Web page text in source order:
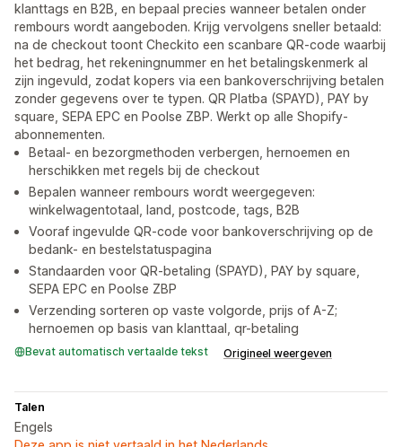
klanttags en B2B, en bepaal precies wanneer betalen onder
rembours wordt aangeboden. Krijg vervolgens sneller betaald:
na de checkout toont Checkito een scanbare QR-code waarbij
het bedrag, het rekeningnummer en het betalingskenmerk al
zijn ingevuld, zodat kopers via een bankoverschrijving betalen
zonder gegevens over te typen. QR Platba (SPAYD), PAY by
square, SEPA EPC en Poolse ZBP. Werkt op alle Shopify-
abonnementen.
Betaal- en bezorgmethoden verbergen, hernoemen en
herschikken met regels bij de checkout
Bepalen wanneer rembours wordt weergegeven:
winkelwagentotaal, land, postcode, tags, B2B
Vooraf ingevulde QR-code voor bankoverschrijving op de
bedank- en bestelstatuspagina
Standaarden voor QR-betaling (SPAYD), PAY by square,
SEPA EPC en Poolse ZBP
Verzending sorteren op vaste volgorde, prijs of A-Z;
hernoemen op basis van klanttaal, qr-betaling
Bevat automatisch vertaalde tekst Origineel weergeven
Talen
Engels